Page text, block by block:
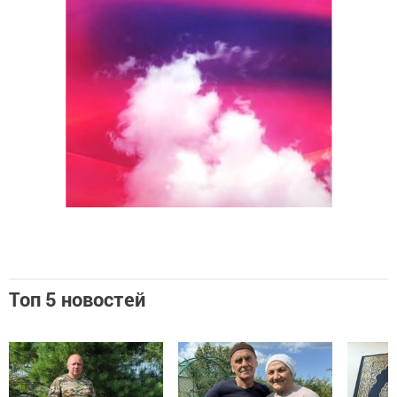
Топ 5 новостей